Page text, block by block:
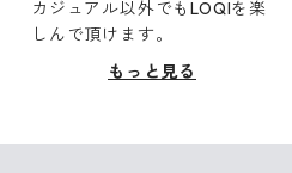
カジュアル以外でもLOQIを楽
しんで頂けます。
もっと見る